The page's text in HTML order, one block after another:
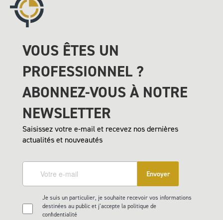
VOUS ÊTES UN
PROFESSIONNEL ?
ABONNEZ-VOUS À NOTRE
NEWSLETTER
Saisissez votre e-mail et recevez nos dernières
actualités et nouveautés
Envoyer
Je suis un particulier, je souhaite recevoir vos informations
destinées au public et j’accepte la politique de
confidentialité